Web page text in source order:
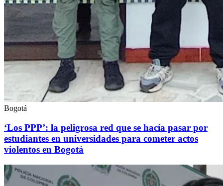
Bogotá
‘Los PPP’: la peligrosa red que se hacía pasar por
estudiantes en universidades para cometer actos
violentos en Bogotá